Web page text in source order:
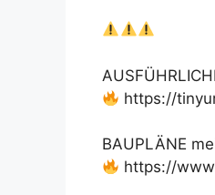
https://
BAUPLÄNE
https://